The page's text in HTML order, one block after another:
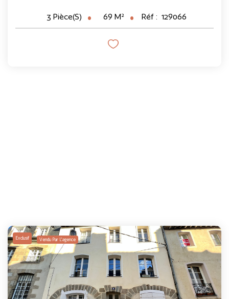
3 Pièce(s) 69 M² Réf : 129066
Exclusif Vendu Par L'agence